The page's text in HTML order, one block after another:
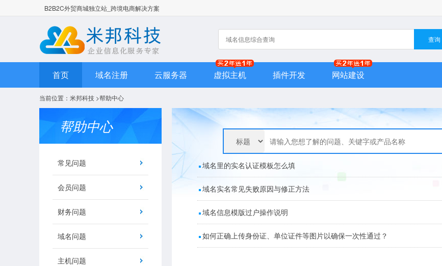
B2B2C外贸商城独立站_跨境电商解决方案
查询
首页 域名注册 云服务器 虚拟主机 插件开发 网站建设
当前位置： 米邦科技 >帮助中心
帮助中心
常见问题
会员问题
财务问题
域名问题
主机问题
域名里的实名认证模板怎么填
域名实名常见失败原因与修正方法
域名信息模版过户操作说明
如何正确上传身份证、单位证件等图片以确保一次性通过？